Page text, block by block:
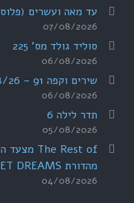
עד מאה ועשרים (פלוס 5) – SATCHMO
07/08/2026
סוליד גולד מס' 225
06/08/2026
שירים וקפה 91 – 6/8/26
06/08/2026
תדר לילה 6
05/08/2026
מהדורת SWEET DREAMS
04/08/2026